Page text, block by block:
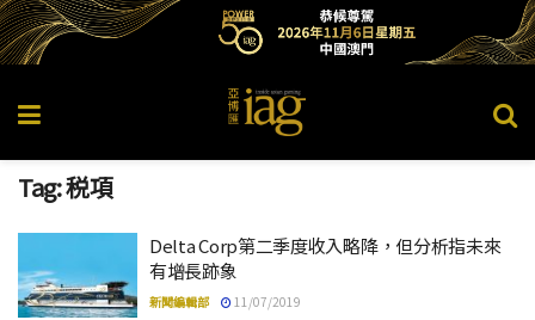
Tag:税項
Delta Corp第二季度收入略降，但分析指未來
有增長跡象
新聞編輯部 11/07/2019